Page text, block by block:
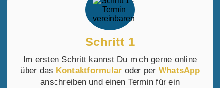
Schritt 1
Im ersten Schritt kannst Du mich gerne online
über das Kontaktformular oder per WhatsApp
anschreiben und einen Termin für ein